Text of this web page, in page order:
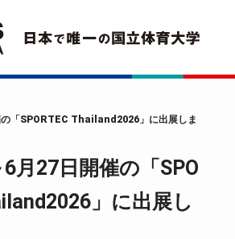
「SPORTEC Thailand2026」に出展しま
月27日開催の「SPO
」に出展し